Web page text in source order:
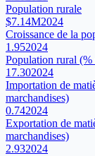
Population rurale
$7.14M2024
Croissance de la
1.952024
Population rural
17.302024
Importation de
marchandises)
0.742024
Exportation de
marchandises)
2.932024